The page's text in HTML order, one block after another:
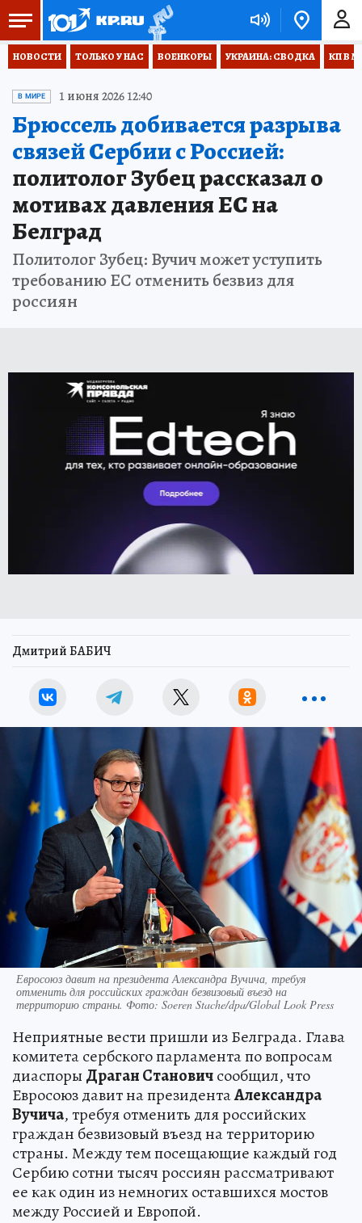
НОВОСТИ ТОЛЬКО У НАС ВОЕНКОРЫ УКРАИНА: СВОДКА КП В
В МИРЕ 1 июня 2026 12:40
Брюссель добивается разрыва
связей Сербии с Россией:
политолог Зубец рассказал о
мотивах давления ЕС на
Белград
Политолог Зубец: Вучич может уступить
требованию ЕС отменить безвиз для
россиян
Дмитрий БАБИЧ
Евросоюз давит на президента Александра Вучича, требуя
отменить для российских граждан безвизовый въезд на
территорию страны. Фото: Soeren Stache/dpa/Global Look Press
Неприятные вести пришли из Белграда. Глава
комитета сербского парламента по вопросам
диаспоры Драган Становичсообщил, что
Евросоюз давит на президентаАлександра
Вучича, требуя отменить для российских
граждан безвизовый въезд на территорию
страны. Между тем посещающие каждый год
Сербию сотни тысяч россиян рассматривают
ее как один из немногих оставшихся мостов
между Россией и Европой.